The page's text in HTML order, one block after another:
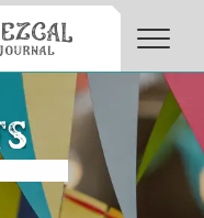
About Tequila Journal
What’s Tequila